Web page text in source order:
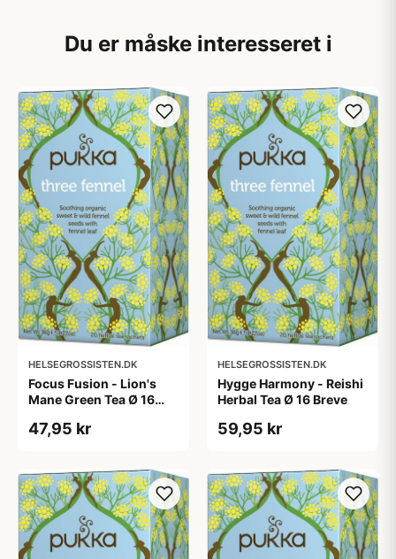
Du er måske interesseret i
HELSEGROSSISTEN.DK
Focus Fusion - Lion's
Mane Green Tea Ø 16
47,95 kr
HELSEGROSSISTEN.DK
Hygge Harmony - Reishi
Herbal Tea Ø 16 Breve
59,95 kr